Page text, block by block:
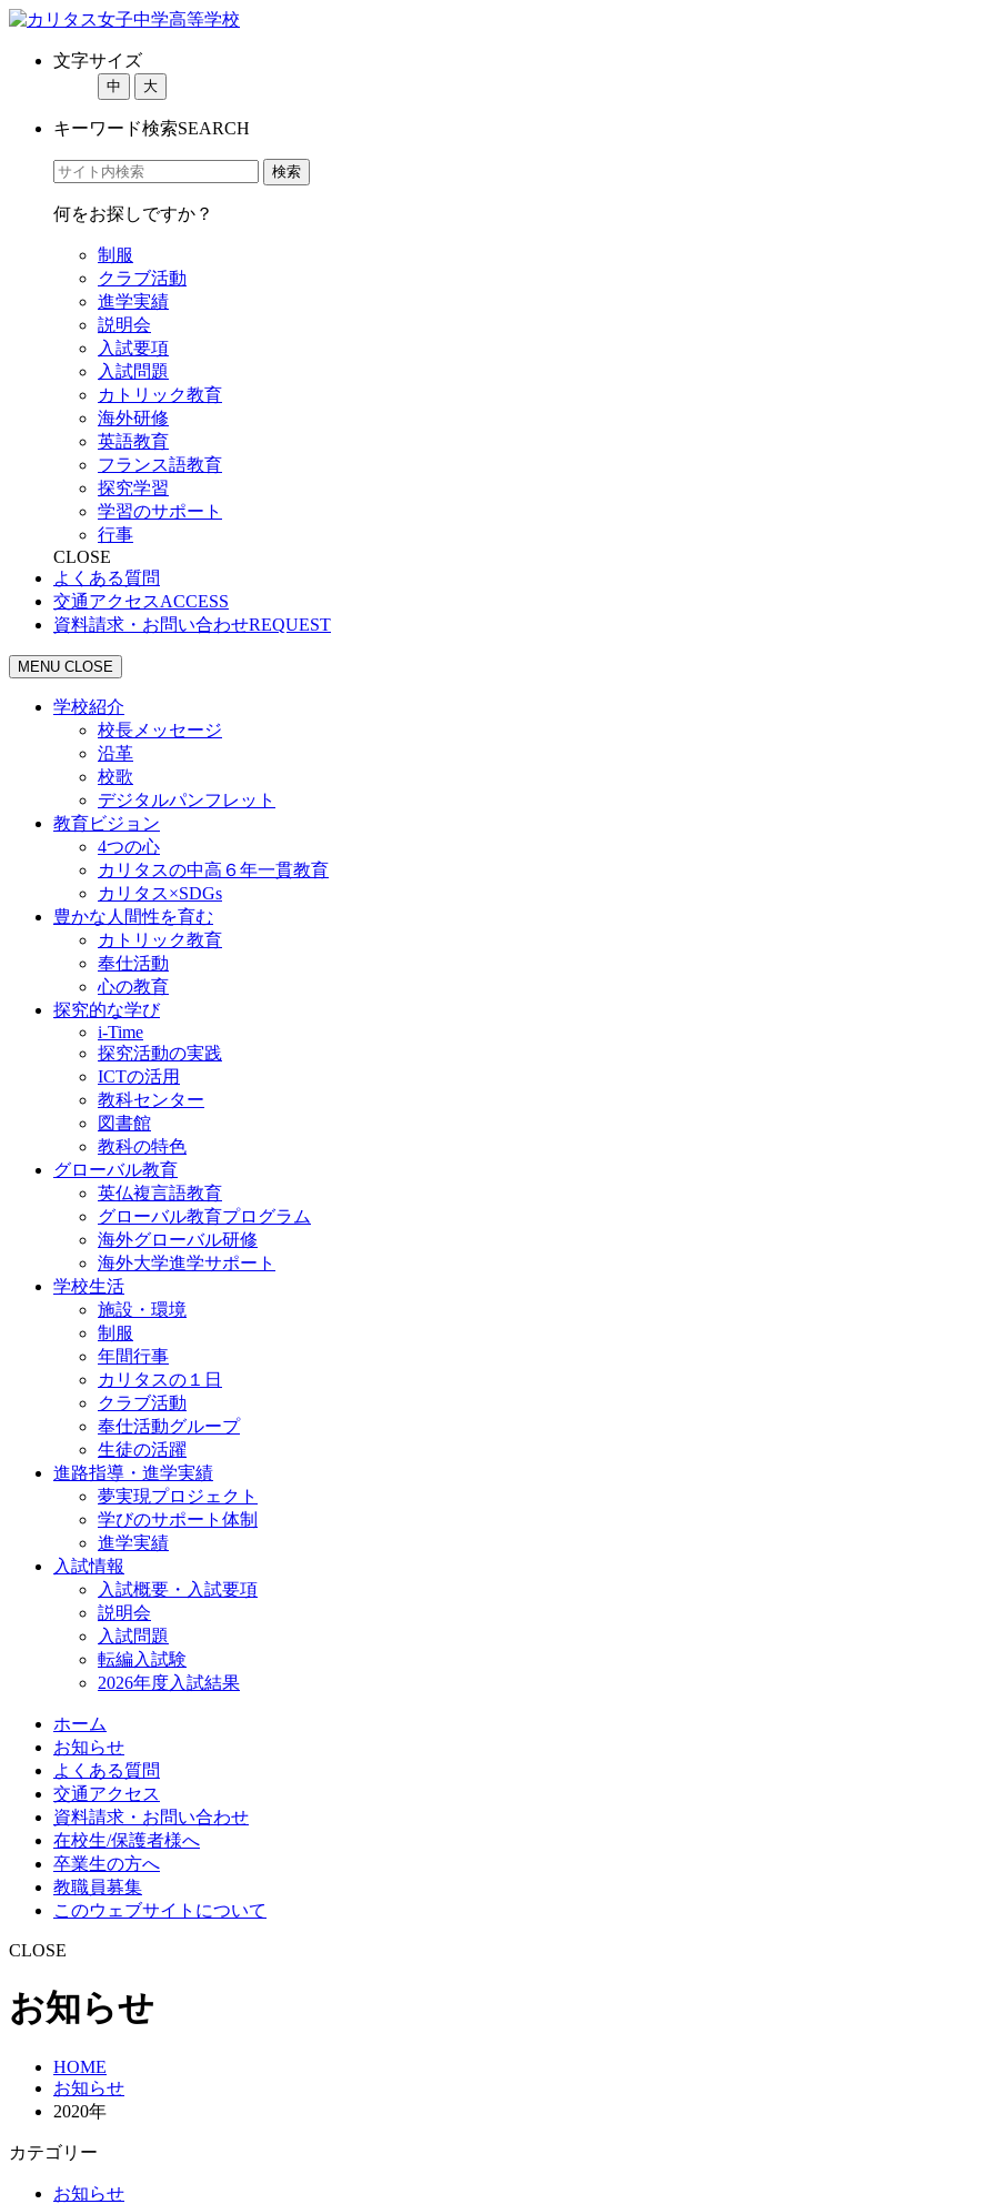
文字サイズ
中 大
キーワード検索SEARCH
何をお探しですか？
制服
クラブ活動
進学実績
説明会
入試要項
入試問題
カトリック教育
海外研修
英語教育
フランス語教育
探究学習
学習のサポート
行事
CLOSE
よくある質問
交通アクセスACCESS
資料請求・お問い合わせREQUEST
MENU CLOSE
学校紹介
校長メッセージ
沿革
校歌
デジタルパンフレット
教育ビジョン
4つの心
カリタスの中高６年一貫教育
カリタス×SDGs
豊かな人間性を育む
カトリック教育
奉仕活動
心の教育
探究的な学び
i-Time
探究活動の実践
ICTの活用
教科センター
図書館
教科の特色
グローバル教育
英仏複言語教育
グローバル教育プログラム
海外グローバル研修
海外大学進学サポート
学校生活
施設・環境
制服
年間行事
カリタスの１日
クラブ活動
奉仕活動グループ
生徒の活躍
進路指導・進学実績
夢実現プロジェクト
学びのサポート体制
進学実績
入試情報
入試概要・入試要項
説明会
入試問題
転編入試験
2026年度入試結果
ホーム
お知らせ
よくある質問
交通アクセス
資料請求・お問い合わせ
在校生/保護者様へ
卒業生の方へ
教職員募集
このウェブサイトについて
CLOSE
お知らせ
HOME
お知らせ
2020年
カテゴリー
お知らせ